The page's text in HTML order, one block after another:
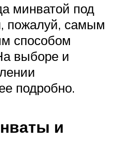
минватой под
пожалуй, самым
способом
выборе и
подробно.
и